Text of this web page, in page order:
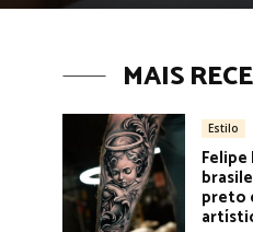
MAIS
Estilo
preto